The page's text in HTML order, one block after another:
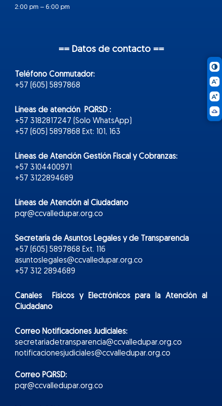
2:00 pm – 6:00 pm
== Datos de contacto ==
Teléfono Conmutador:
+57 (605) 5897868
Líneas de atención PQRSD :
+57 3182817247 (Solo WhatsApp)
+57 (605) 5897868 Ext: 101, 163
Líneas de Atención Gestión Fiscal y Cobranzas:
+57 3104400971
+57 3122894689
Líneas de Atención al Ciudadano
pqr@ccvalledupar.org.co
Secretaría de Asuntos Legales y de Transparencia
+57 (605) 5897868 Ext. 116
asuntoslegales@ccvalledupar.org.co
+57 312 2894689
Canales Físicos yElectrónicospara la Atención al
Ciudadano
Correo Notificaciones Judiciales:
secretariadetransparencia@ccvalledupar.org.co
notificacionesjudiciales@ccvalledupar.org.co
Correo PQRSD:
pqr@ccvalledupar.org.co